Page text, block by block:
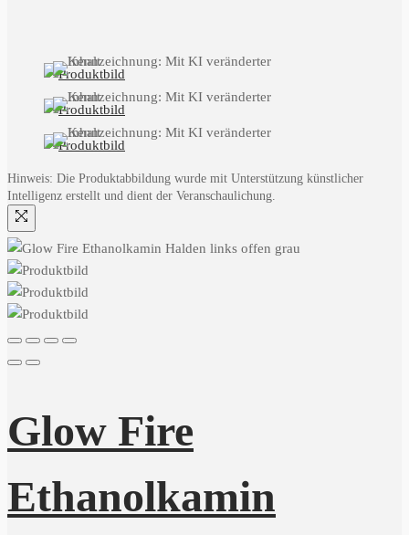
Hinweis: Die Produktabbildung wurde mit Unterstützung künstlicher
Intelligenz erstellt und dient der Veranschaulichung.
Glow Fire
Ethanolkamin